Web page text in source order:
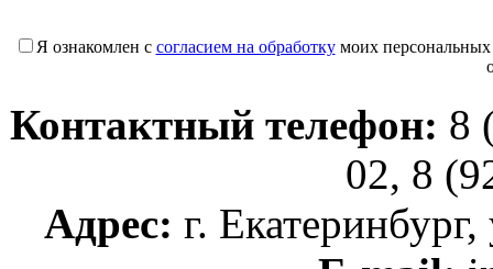
Я ознакомлен с согласием на обработкумоих
Контактный телефон: 8
02, 8
Адрес: г.